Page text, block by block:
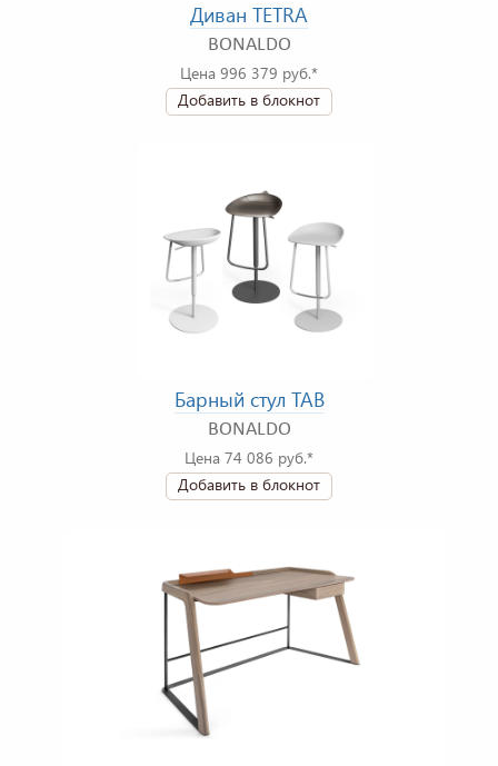
Диван TETRA
BONALDO
Цена 996 379 руб.*
Добавить в блокнот
Барный стул TAB
BONALDO
Цена 74 086 руб.*
Добавить в блокнот